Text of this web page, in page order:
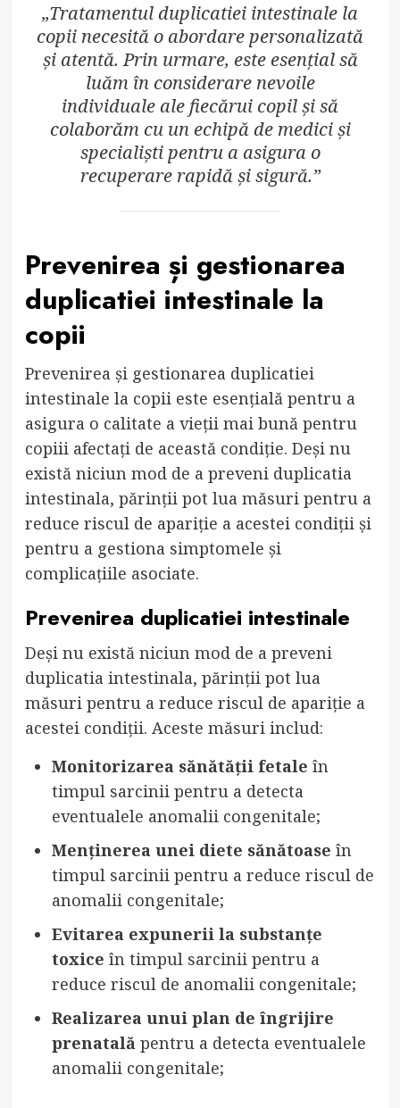
„Tratamentul duplicatiei intestinale la
copii necesită o abordare personalizată
și atentă. Prin urmare, este esențial să
luăm în considerare nevoile
individuale ale fiecărui copil și să
colaborăm cu un echipă de medici și
specialiști pentru a asigura o
recuperare rapidă și sigură.”
Prevenirea și gestionarea
duplicatiei intestinale la
copii
Prevenirea și gestionarea duplicatiei
intestinale la copii este esențială pentru a
asigura o calitate a vieții mai bună pentru
copiii afectați de această condiție. Deși nu
există niciun mod de a preveni duplicatia
intestinala, părinții pot lua măsuri pentru a
reduce riscul de apariție a acestei condiții și
pentru a gestiona simptomele și
complicațiile asociate.
Prevenirea duplicatiei intestinale
Deși nu există niciun mod de a preveni
duplicatia intestinala, părinții pot lua
măsuri pentru a reduce riscul de apariție a
acestei condiții. Aceste măsuri includ:
Monitorizarea sănătății fetale în
timpul sarcinii pentru a detecta
eventualele anomalii congenitale;
Menținerea unei diete sănătoase în
timpul sarcinii pentru a reduce riscul de
anomalii congenitale;
Evitarea expunerii la substanțe
toxice în timpul sarcinii pentru a
reduce riscul de anomalii congenitale;
Realizarea unui plan de îngrijire
prenatalăpentru a detecta eventualele
anomalii congenitale;